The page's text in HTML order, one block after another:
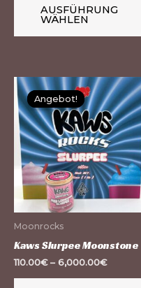
AUSFÜHRUNG
WÄHLEN
Angebot!
Angebot!
Moonrocks
Kaws Slurpee Moonstone
110.00€– 6,000.00€